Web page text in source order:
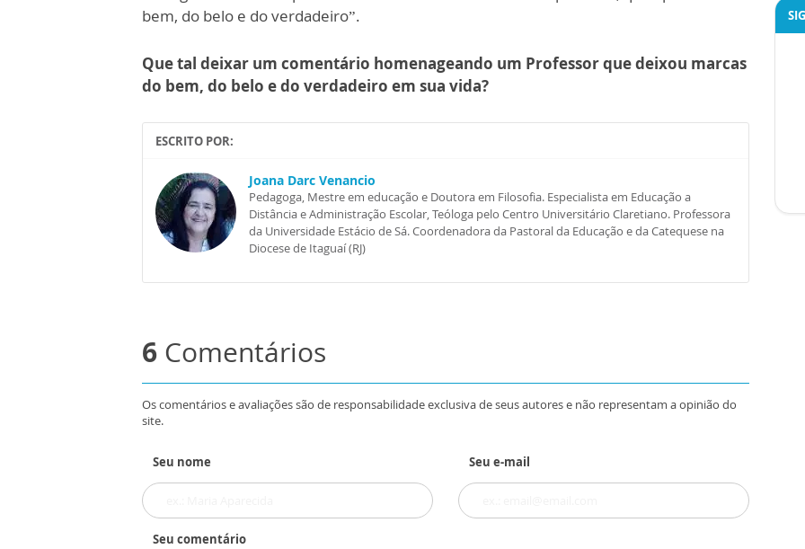
bem, do belo e do verdadeiro”.
Que tal deixar um comentário homenageando um Professor que deixou marcas
do bem, do belo e do verdadeiro em sua vida?
ESCRITO POR:
Joana Darc Venancio
Pedagoga, Mestre em educação e Doutora em Filosofia. Especialista em Educação a
Distância e Administração Escolar, Teóloga pelo Centro Universitário Claretiano. Professora
da Universidade Estácio de Sá. Coordenadora da Pastoral da Educação e da Catequese na
Diocese de Itaguaí (RJ)
6 Comentários
Os comentários e avaliações são de responsabilidade exclusiva de seus autores e não representam a opinião do
site.
Seu nome Seu e-mail
Seu comentário